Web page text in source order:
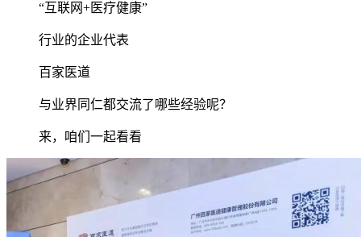
“互联网+医疗健康”
行业的企业代表
百家医道
与业界同仁都交流了哪些经验呢？
来，咱们一起看看